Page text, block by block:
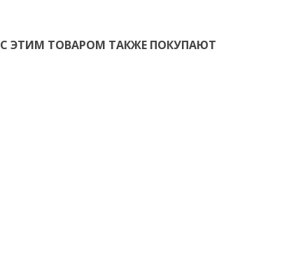
С ЭТИМ ТОВАРОМ ТАКЖЕ ПОКУПАЮТ